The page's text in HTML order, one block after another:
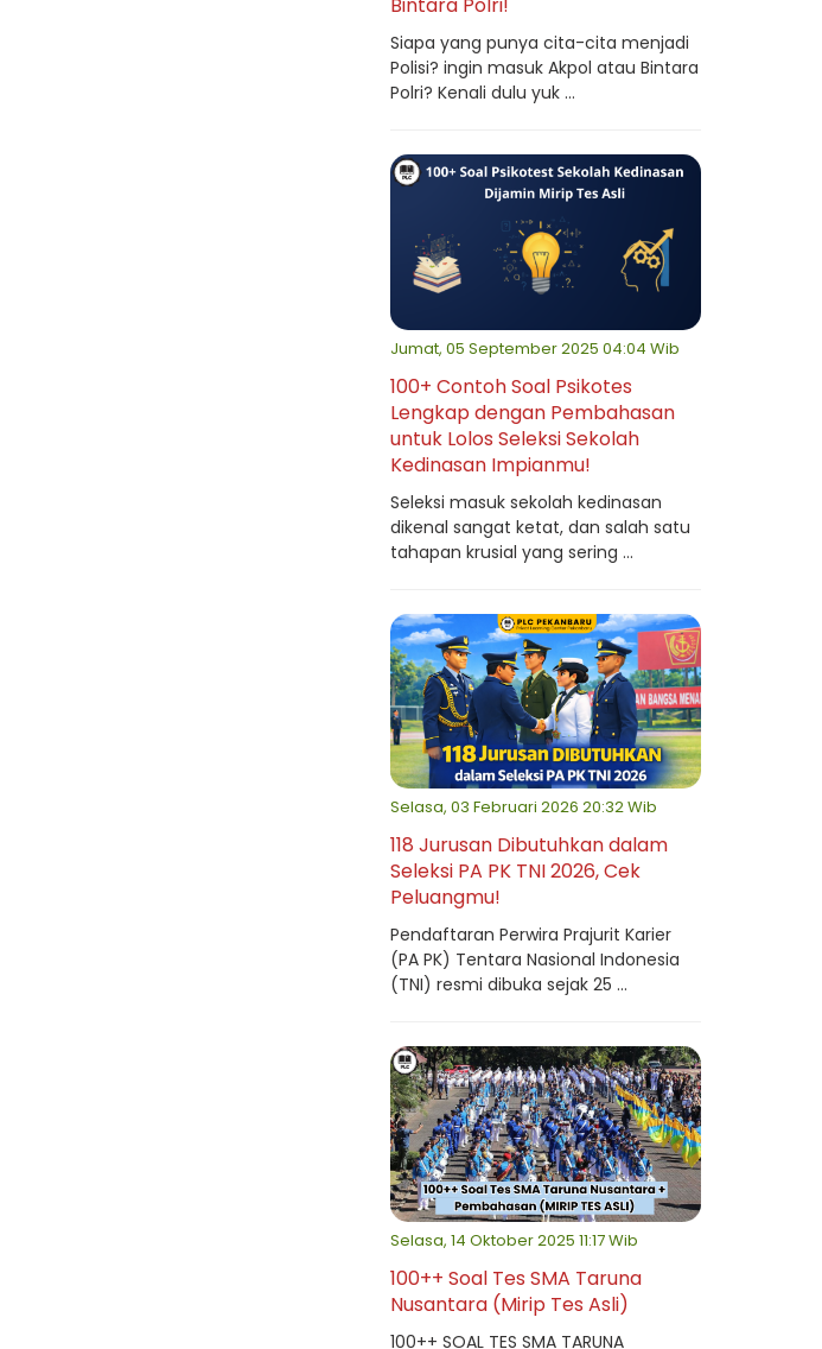
Siapa yang punya cita-cita menjadi
Polisi? ingin masuk Akpol atau Bintara
Polri? Kenali dulu yuk ...
Jumat, 05 September 2025 04:04 Wib
100+ Contoh Soal Psikotes
Lengkap dengan Pembahasan
untuk Lolos Seleksi Sekolah
Kedinasan Impianmu!
Seleksi masuk sekolah kedinasan
dikenal sangat ketat, dan salah satu
tahapan krusial yang sering ...
Selasa, 03 Februari 2026 20:32 Wib
118 Jurusan Dibutuhkan dalam
Seleksi PA PK TNI 2026, Cek
Peluangmu!
Pendaftaran Perwira Prajurit Karier
(PA PK) Tentara Nasional Indonesia
(TNI) resmi dibuka sejak 25 ...
Selasa, 14 Oktober 2025 11:17 Wib
100++ Soal Tes SMA Taruna
Nusantara (Mirip Tes Asli)
100++ SOAL TES SMA TARUNA